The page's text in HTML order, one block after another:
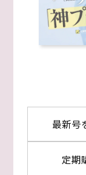
最新号
定期